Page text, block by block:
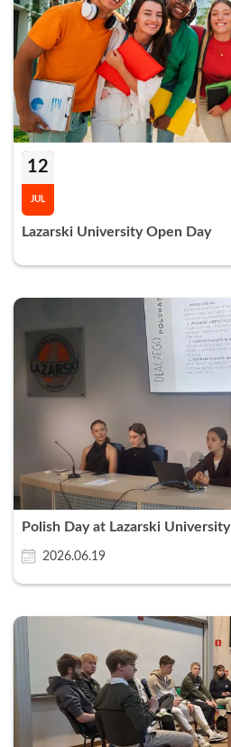
12
JUL
Lazarski University Open Day
Polish Day at Lazarski University
2026.06.19